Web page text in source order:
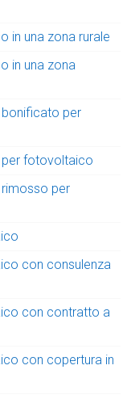
in una zona rurale
in una zona
per
fotovoltaico
per
con consulenza
con contratto a
con copertura in